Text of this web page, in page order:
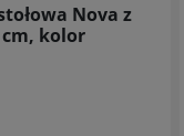
Nova z
kolor